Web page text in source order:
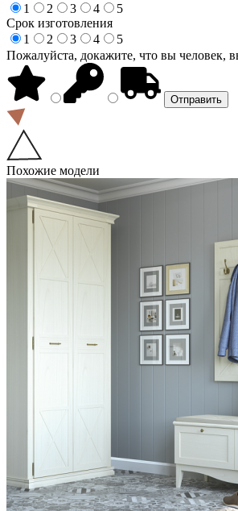
1
2 3 4
5
Срок изготовления
1
2 3 4
5
Пожалуйста, докажите, что вы человек,
Похожие модели